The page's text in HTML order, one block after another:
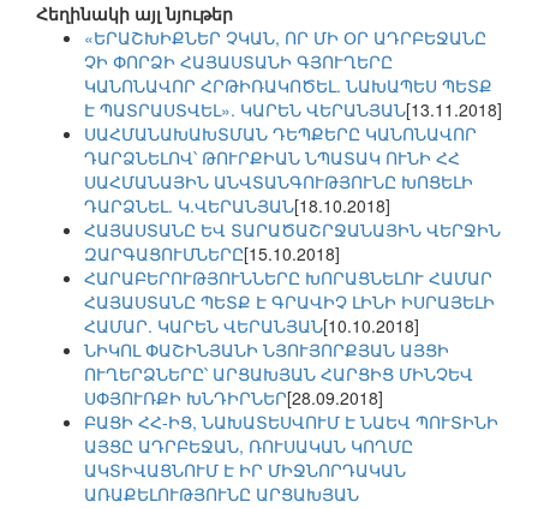
Հեղինակի այլ նյութեր
«ԵՐԱՇԽԻՔՆԵՐ ՉԿԱՆ, ՈՐ ՄԻ ՕՐ ԱԴՐԲԵՋԱՆԸ
ՉԻ ՓՈՐՁԻ ՀԱՅԱՍՏԱՆԻ ԳՅՈՒՂԵՐԸ
ԿԱՆՈՆԱՎՈՐ ՀՐԹԻՌԱԿՈԾԵԼ. ՆԱԽԱՊԵՍ ՊԵՏՔ
Է ՊԱՏՐԱՍՏՎԵԼ». ԿԱՐԵՆ ՎԵՐԱՆՅԱՆ[13.11.2018]
ՍԱՀՄԱՆԱԽԱԽՏՄԱՆ ԴԵՊՔԵՐԸ ԿԱՆՈՆԱՎՈՐ
ԴԱՐՁՆԵԼՈՎ՝ ԹՈՒՐՔԻԱՆ ՆՊԱՏԱԿ ՈՒՆԻ ՀՀ
ՍԱՀՄԱՆԱՅԻՆ ԱՆՎՏԱՆԳՈՒԹՅՈՒՆԸ ԽՈՑԵԼԻ
ԴԱՐՁՆԵԼ. Կ.ՎԵՐԱՆՅԱՆ[18.10.2018]
ՀԱՅԱՍՏԱՆԸ ԵՎ ՏԱՐԱԾԱՇՐՋԱՆԱՅԻՆ ՎԵՐՋԻՆ
ԶԱՐԳԱՑՈՒՄՆԵՐԸ[15.10.2018]
ՀԱՐԱԲԵՐՈՒԹՅՈՒՆՆԵՐԸ ԽՈՐԱՑՆԵԼՈՒ ՀԱՄԱՐ
ՀԱՅԱՍՏԱՆԸ ՊԵՏՔ Է ԳՐԱՎԻՉ ԼԻՆԻ ԻՍՐԱՅԵԼԻ
ՀԱՄԱՐ. ԿԱՐԵՆ ՎԵՐԱՆՅԱՆ[10.10.2018]
ՆԻԿՈԼ ՓԱՇԻՆՅԱՆԻ ՆՅՈՒՅՈՐՔՅԱՆ ԱՅՑԻ
ՈՒՂԵՐՁՆԵՐԸ՝ ԱՐՑԱԽՅԱՆ ՀԱՐՑԻՑ ՄԻՆՉԵՎ
ՍՓՅՈՒՌՔԻ ԽՆԴԻՐՆԵՐ[28.09.2018]
ԲԱՑԻ ՀՀ-ԻՑ, ՆԱԽԱՏԵՍՎՈՒՄ Է ՆԱԵՎ ՊՈՒՏԻՆԻ
ԱՅՑԸ ԱԴՐԲԵՋԱՆ, ՌՈՒՍԱԿԱՆ ԿՈՂՄԸ
ԱԿՏԻՎԱՑՆՈՒՄ Է ԻՐ ՄԻՋՆՈՐԴԱԿԱՆ
ԱՌԱՔԵԼՈՒԹՅՈՒՆԸ ԱՐՑԱԽՅԱՆ